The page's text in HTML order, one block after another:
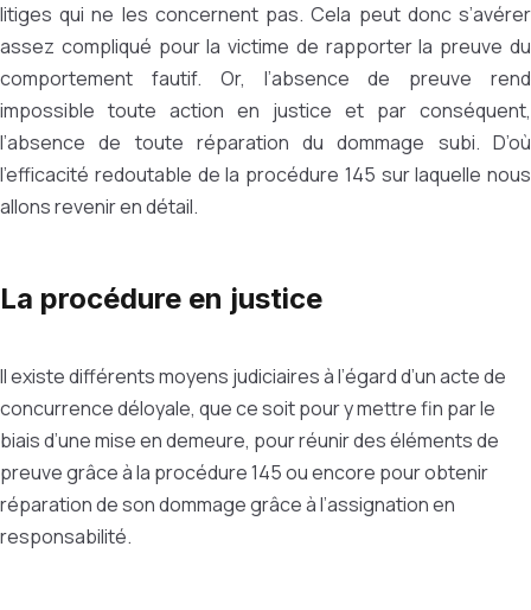
litiges qui ne les concernent pas. Cela peut donc s’avérer
assez compliqué pour la victime de rapporter la preuve du
comportement fautif. Or, l’absence de preuve rend
impossible toute action en justice et par conséquent,
l’absence de toute réparation du dommage subi. D’où
l’efficacité redoutable de la procédure 145 sur laquelle nous
allons revenir en détail.
La procédure en justice
Il existe différents moyens judiciaires à l’égard d’un acte de
concurrence déloyale, que ce soit pour y mettre fin par le
biais d’une mise en demeure, pour réunir des éléments de
preuve grâce à la procédure 145 ou encore pour obtenir
réparation de son dommage grâce à l’assignation en
responsabilité.